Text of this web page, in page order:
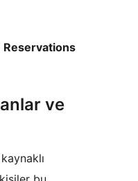
Reservations
ve